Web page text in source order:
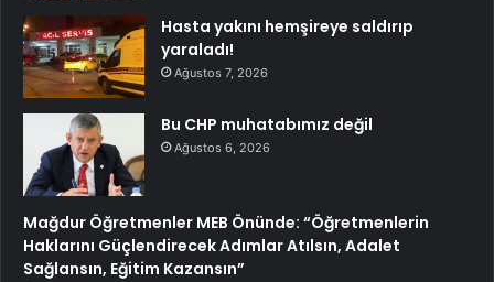
Hasta yakını hemşireye saldırıp
yaraladı!
Ağustos 7, 2026
Bu CHP muhatabımız değil
Ağustos 6, 2026
Mağdur Öğretmenler MEB Önünde: “Öğretmenlerin
Haklarını Güçlendirecek Adımlar Atılsın, Adalet
Sağlansın, Eğitim Kazansın”